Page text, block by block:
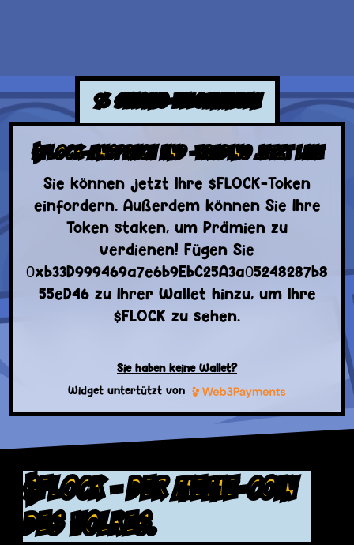
$FLOCK - der Meme-Coin
des Volkes.
% STAKING-BELOHNUNGEN
$FLOCK-ANSPRUCH UND -TRADING JETZT LIVE
Sie können jetzt Ihre $FLOCK-Token
einfordern. Außerdem können Sie Ihre
Token staken, um Prämien zu
verdienen! Fügen Sie
0xb33D999469a7e6b9EbC25A3a05248287b8
55eD46 zu Ihrer Wallet hinzu, um Ihre
$FLOCK zu sehen.
Sie haben keine Wallet?
Widget untertützt von